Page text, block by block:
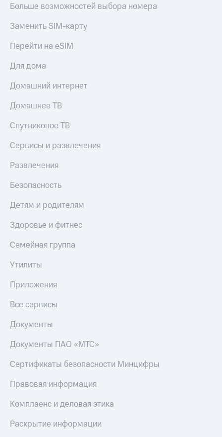
Больше возможностей выбора номера
Заменить SIM-карту
Перейти на eSIM
Для дома
Домашний интернет
Домашнее ТВ
Спутниковое ТВ
Сервисы и развлечения
Развлечения
Безопасность
Детям и родителям
Здоровье и фитнес
Семейная группа
Утилиты
Приложения
Все сервисы
Документы
Документы ПАО «МТС»
Сертификаты безопасности Минцифры
Правовая информация
Комплаенс и деловая этика
Раскрытие информации